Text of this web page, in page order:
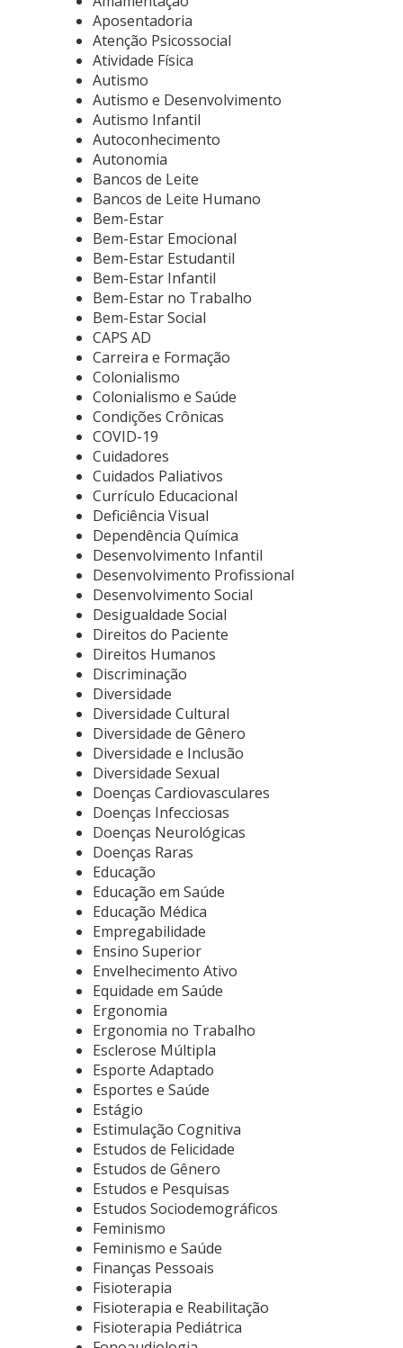
Aposentadoria
Atenção Psicossocial
Atividade Física
Autismo
Autismo e Desenvolvimento
Autismo Infantil
Autoconhecimento
Autonomia
Bancos de Leite
Bancos de Leite Humano
Bem-Estar
Bem-Estar Emocional
Bem-Estar Estudantil
Bem-Estar Infantil
Bem-Estar no Trabalho
Bem-Estar Social
CAPS AD
Carreira e Formação
Colonialismo
Colonialismo e Saúde
Condições Crônicas
COVID-19
Cuidadores
Cuidados Paliativos
Currículo Educacional
Deficiência Visual
Dependência Química
Desenvolvimento Infantil
Desenvolvimento Profissional
Desenvolvimento Social
Desigualdade Social
Direitos do Paciente
Direitos Humanos
Discriminação
Diversidade
Diversidade Cultural
Diversidade de Gênero
Diversidade e Inclusão
Diversidade Sexual
Doenças Cardiovasculares
Doenças Infecciosas
Doenças Neurológicas
Doenças Raras
Educação
Educação em Saúde
Educação Médica
Empregabilidade
Ensino Superior
Envelhecimento Ativo
Equidade em Saúde
Ergonomia
Ergonomia no Trabalho
Esclerose Múltipla
Esporte Adaptado
Esportes e Saúde
Estágio
Estimulação Cognitiva
Estudos de Felicidade
Estudos de Gênero
Estudos e Pesquisas
Estudos Sociodemográficos
Feminismo
Feminismo e Saúde
Finanças Pessoais
Fisioterapia
Fisioterapia e Reabilitação
Fisioterapia Pediátrica